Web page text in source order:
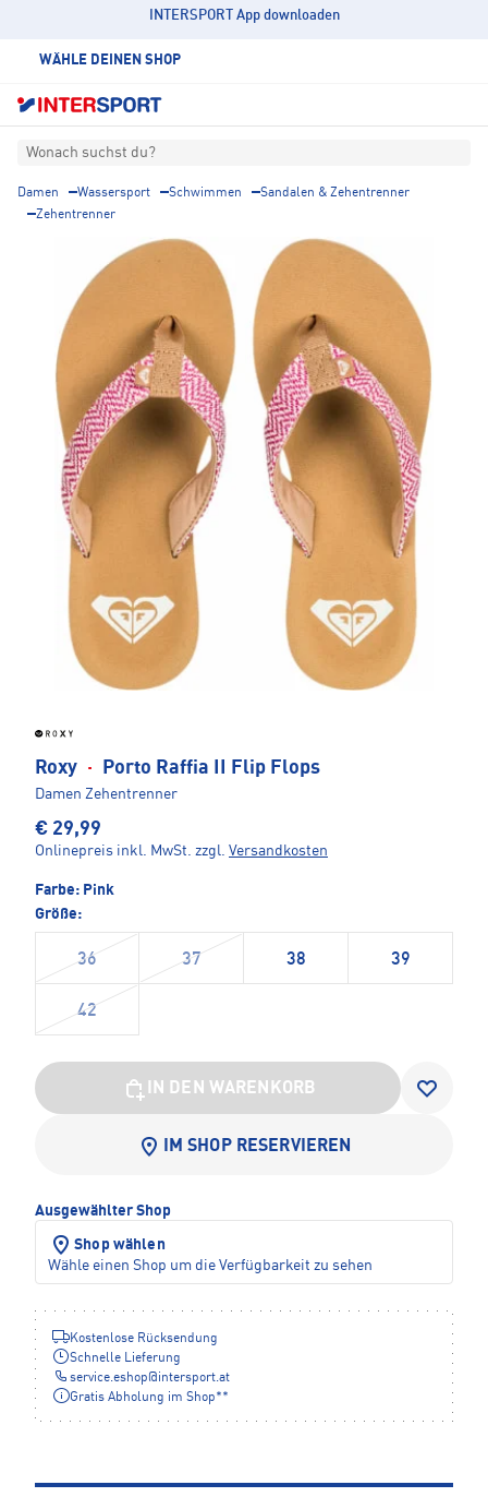
INTERSPORT App downloaden
WÄHLE DEINEN SHOP
Wonach suchst du?
Damen Wassersport Schwimmen
Sandalen & Zehentrenner
Zehentrenner
Roxy · Porto Raffia II Flip Flops
Damen Zehentrenner
€ 29,99
Onlinepreis inkl. MwSt. zzgl. Versandkosten
Farbe: Pink
Größe:
36 37 38 39
42
IN DEN WARENKORB
IM SHOP RESERVIEREN
Ausgewählter Shop
Shop wählen
Wähle einen Shop um die Verfügbarkeit zu sehen
Kostenlose Rücksendung
Schnelle Lieferung
service.eshop@ intersport.at
Gratis Abholung im Shop**